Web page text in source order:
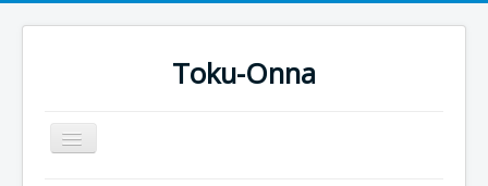
Toku-Onna
Basculer
la